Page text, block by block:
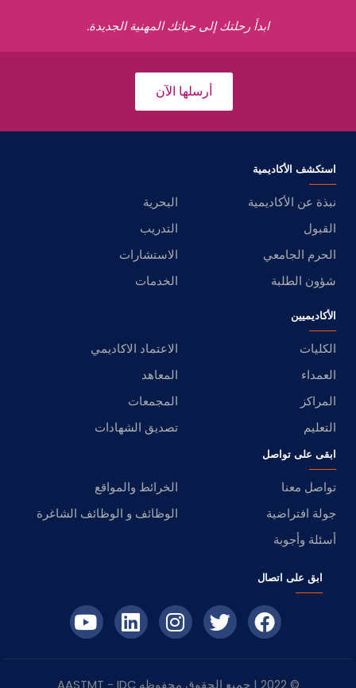
ابدأ رحلتك إلى حياتك المهنية الجديدة.
أرسلها الآن
استكشف الأكاديمية
نبذة عن الأكاديمية
البحرية
القبول
التدريب
الحرم الجامعي
الاستشارات
شؤون الطلبة
الخدمات
الأكاديميين
الكليات
الاعتماد الاكاديمي
العمداء
المعاهد
المراكز
المجمعات
التعليم
تصديق الشهادات
ابقى على تواصل
تواصل معنا
الخرائط والمواقع
جولة افتراضية
الوظائف و الوظائف الشاغرة
أسئلة وأجوبة
ابق على اتصال
© 2022 | جميع الحقوق محفوظه IDC
- AASTMT